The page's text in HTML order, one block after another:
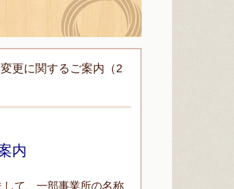
更に関するご案内（2
内
て、一部事業所の名称